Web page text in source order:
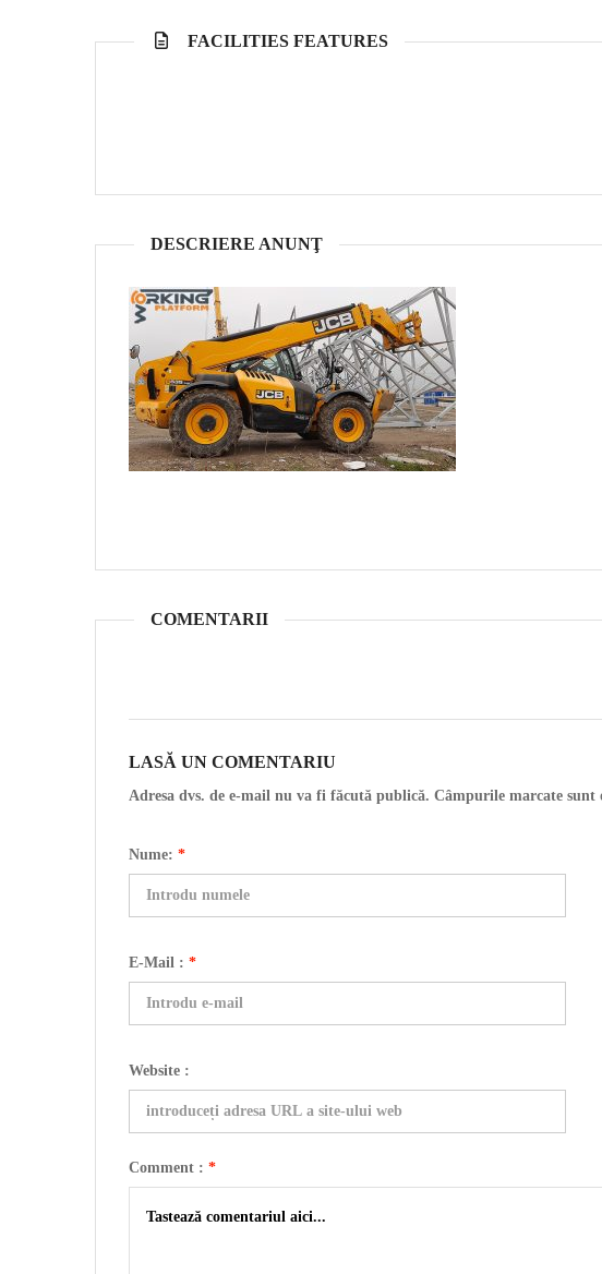
FACILITIES FEATURES
DESCRIERE ANUNŢ
COMENTARII
LASĂ UN COMENTARIU
Adresa dvs. de e-mail nu va fi făcută publică. Câmpurile marcate
Nume: *
E-Mail : *
Website :
Comment : *